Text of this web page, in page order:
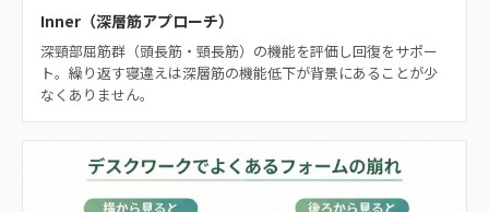
Inner（深層筋アプローチ）
深頸部屈筋群（頭長筋・頸長筋）の機能を評価し回復をサポー
ト。繰り返す寝違えは深層筋の機能低下が背景にあることが少
なくありません。